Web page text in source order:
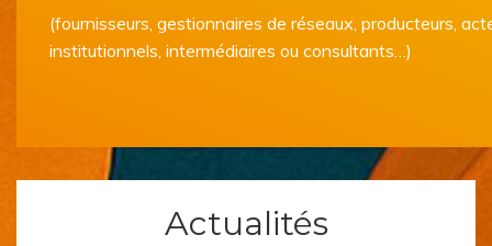
(fournisseurs, gestionnaires de réseaux, producteurs,
institutionnels, intermédiaires ou consultants…)
Actualités